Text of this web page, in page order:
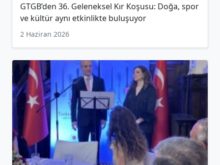
GTGB’den 36. Geleneksel Kır Koşusu: Doğa, spor
ve kültür aynı etkinlikte buluşuyor
2 Haziran 2026